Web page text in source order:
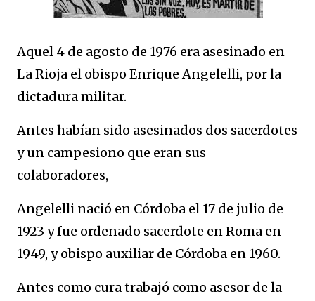
Aquel 4 de agosto de 1976 era asesinado en
La Rioja el obispo Enrique Angelelli, por la
dictadura militar.
Antes habían sido asesinados dos sacerdotes
y un campesiono que eran sus
colaboradores,
Angelelli nació en Córdoba el 17 de julio de
1923 y fue ordenado sacerdote en Roma en
1949, y obispo auxiliar de Córdoba en 1960.
Antes como cura trabajó como asesor de la